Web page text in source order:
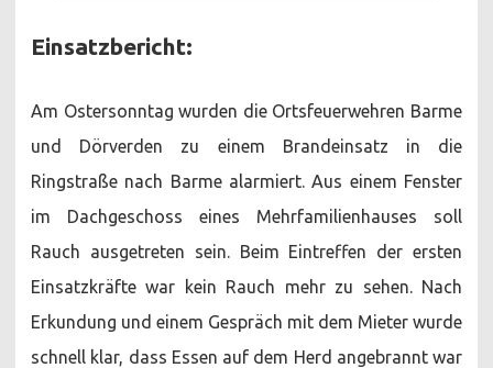
Einsatzbericht:
Am Ostersonntag wurden die Ortsfeuerwehren Barme
und Dörverden zu einem Brandeinsatz in die
Ringstraße nach Barme alarmiert. Aus einem Fenster
im Dachgeschoss eines Mehrfamilienhauses soll
Rauch ausgetreten sein. Beim Eintreffen der ersten
Einsatzkräfte war kein Rauch mehr zu sehen. Nach
Erkundung und einem Gespräch mit dem Mieter wurde
schnell klar, dass Essen auf dem Herd angebrannt war